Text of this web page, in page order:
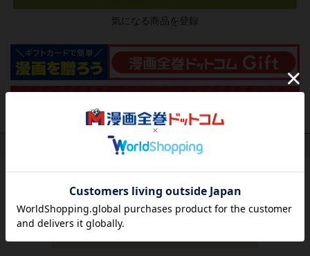
気になる商品を登録
（関連商品を含む）
方のために感想を共有してもらえませんか？
レビューを書く